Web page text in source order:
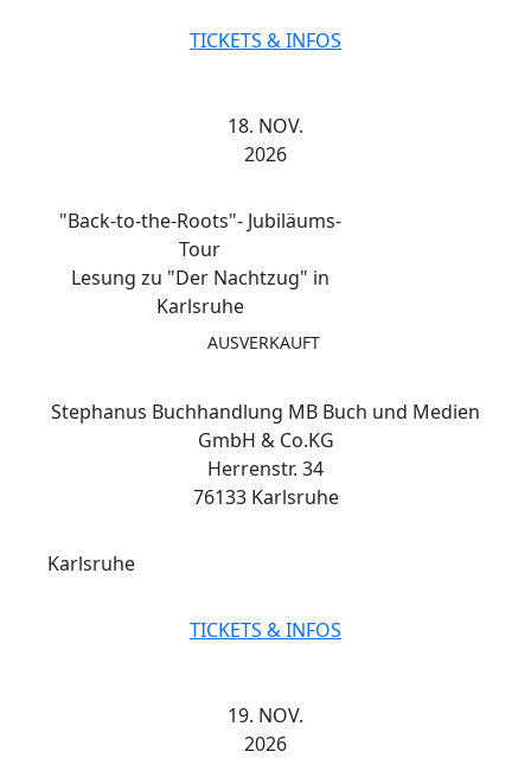
TICKETS & INFOS
18. NOV.
2026
"Back-to-the-Roots"- Jubiläums-
Tour
Lesung zu "Der Nachtzug" in
Karlsruhe
AUSVERKAUFT
Stephanus Buchhandlung MB Buch und Medien
GmbH & Co.KG
Herrenstr. 34
76133 Karlsruhe
Karlsruhe
TICKETS & INFOS
19. NOV.
2026